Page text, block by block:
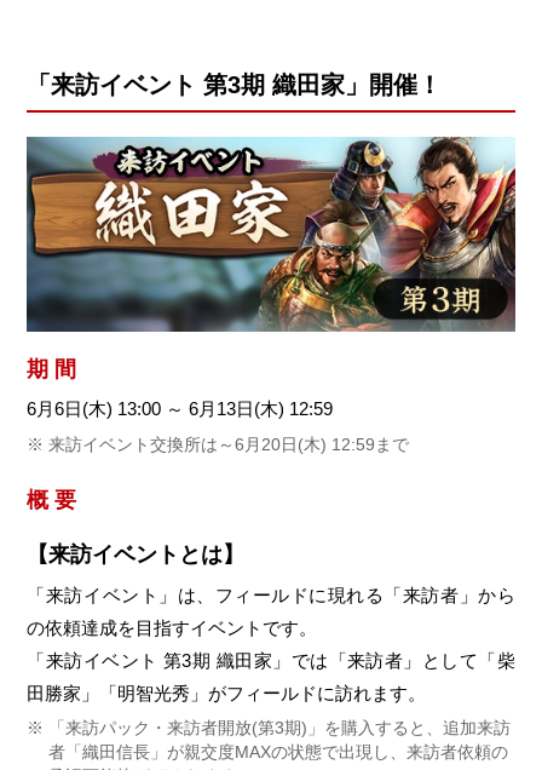
「来訪イベント 第3期 織田家」開催！
期 間
6月6日(木) 13:00 ～ 6月13日(木) 12:59
来訪イベント交換所は～6月20日(木) 12:59まで
概 要
【来訪イベントとは】
「来訪イベント」は、フィールドに現れる「来訪者」から
の依頼達成を目指すイベントです。
「来訪イベント 第3期 織田家」では「来訪者」として「柴
田勝家」「明智光秀」がフィールドに訪れます。
「来訪パック・来訪者開放(第3期)」を購入すると、追加来訪
者「織田信長」が親交度MAXの状態で出現し、来訪者依頼の